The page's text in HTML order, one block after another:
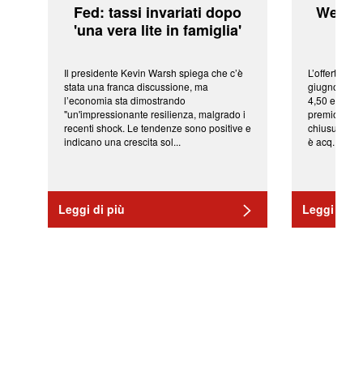
Fed: tassi invariati dopo
'una vera lite in famiglia'
Il presidente Kevin Warsh spiega che c’è
stata una franca discussione, ma
l’economia sta dimostrando
"un'impressionante resilienza, malgrado i
recenti shock. Le tendenze sono positive e
indicano una crescita sol...
Leggi di più
L’offerta
giugno da
4,50 euro
premio di
chiusura
è acq...
Leggi di